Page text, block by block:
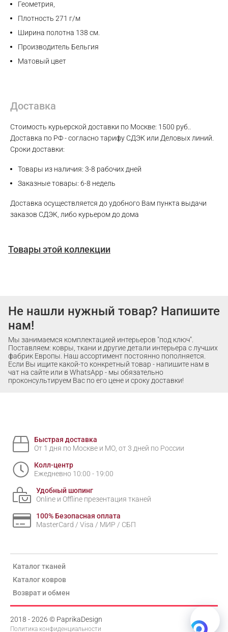
Геометрия,
Плотность 271 г/м
Ширина полотна 138 см.
Производитель Бельгия
Матовый цвет
Доставка
Стоимость курьерской доставки по Москве: 1500 руб..
Доставка по РФ - согласно тарифу СДЭК или Деловых линий.
Сроки доставки:
Товары из наличия: 3-8 рабочих дней
Заказные товары: 6-8 недель
Доставка осуществляется до удобного Вам пункта выдачи
заказов СДЭК, либо курьером до дома
Товары этой коллекции
Не нашли нужный товар? Напишите
нам!
Мы занимаемся комплектацией интерьеров "под ключ".
Поставляем: ковры, ткани и другие детали интерьера с лучших
фабрик Европы. Наш ассортимент постоянно пополняется.
Если Вы ищите какой-то конкретный товар - напишите нам в
чат на сайте или в WhatsApp - мы обязательно
проконсультируем Вас по его цене и сроку доставки!
Быстрая доставка
От 1 дня по Москве и МО, от 3 дней по России
Колл-центр
Ежедневно 10:00 - 19:00
Удобный шопинг
Online и Offline презентация тканей
100% Безопасная оплата
MasterCard / Visa / МИР / СБП
Каталог тканей
Каталог ковров
Возврат и обмен
2018 - 2026 © PaprikaDesign
Политика конфиденциальности